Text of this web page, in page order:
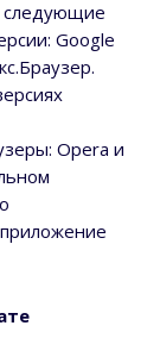
следующие
Google
Opera и